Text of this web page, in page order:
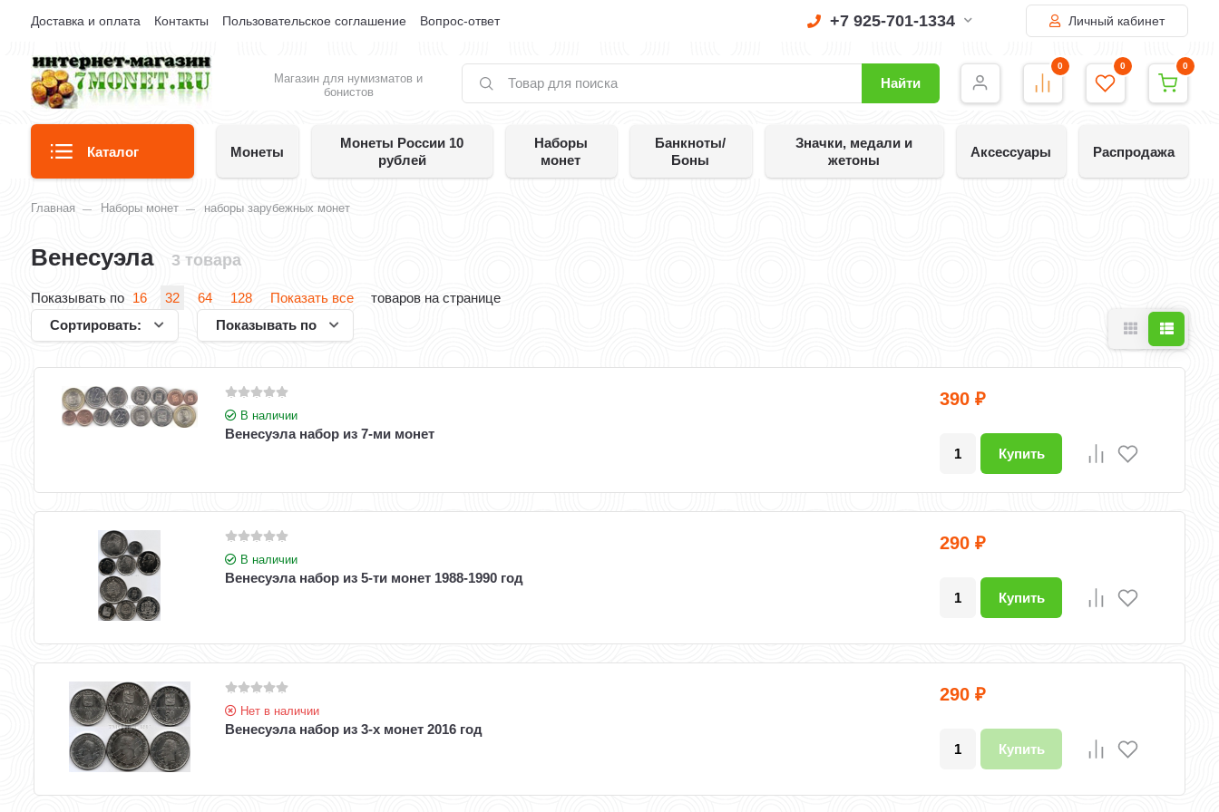
Доставка и оплата Контакты Пользовательское соглашение Вопрос-ответ +7 925-701-1334 Личный кабинет
Магазин для нумизматов и
бонистов
Найти
0 0 0
Каталог Монеты
Монеты России 10
рублей
Наборы
монет
Банкноты/
Боны
Значки, медали и
жетоны
Аксессуары Распродажа
Главная Наборы монет наборы зарубежных монет
Венесуэла 3 товара
Показывать по 16 32 64 128 Показать все
товаров на странице
Сортировать:
Показывать по
В наличии
Венесуэла набор из 7-ми монет
390₽
Купить
В наличии
Венесуэла набор из 5-ти монет 1988-1990 год
290₽
Купить
Нет в наличии
Венесуэла набор из 3-х монет 2016 год
290₽
Купить